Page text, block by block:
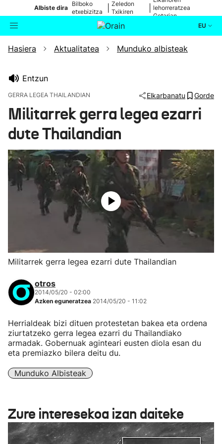
Albiste dira
Bilboko
etxebizitza
Zeledon
Txikiren
lehorreratzea
Getarian
EU
Bilatzailea Aktualitatea
Ikusmiran
Eguraldia
Hasiera Aktualitatea Munduko albisteak
Entzun
GERRA LEGEA THAILANDIAN Elkarbanatu Gorde
Militarrek gerra legea ezarri
dute Thailandian
Militarrek gerra legea ezarri dute Thailandian
otros
2014/05/20 - 02:00
Azken eguneratzea 2014/05/20 - 11:02
Herrialdeak bizi dituen protestetan bakea eta ordena
ziurtatzeko gerra legea ezarri du Thailandiako
armadak. Gobernuak aginteari eusten diola esan du
eta premiazko bilera deitu du.
Munduko Albisteak
Zure interesekoa izan daiteke